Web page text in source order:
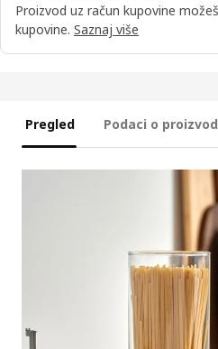
Proizvod uz račun kupovine
kupovine. Saznaj više
Pregled Podaci o